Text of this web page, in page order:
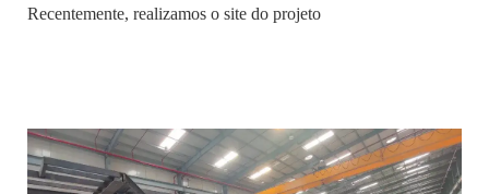
Recentemente, realizamos o site do projeto